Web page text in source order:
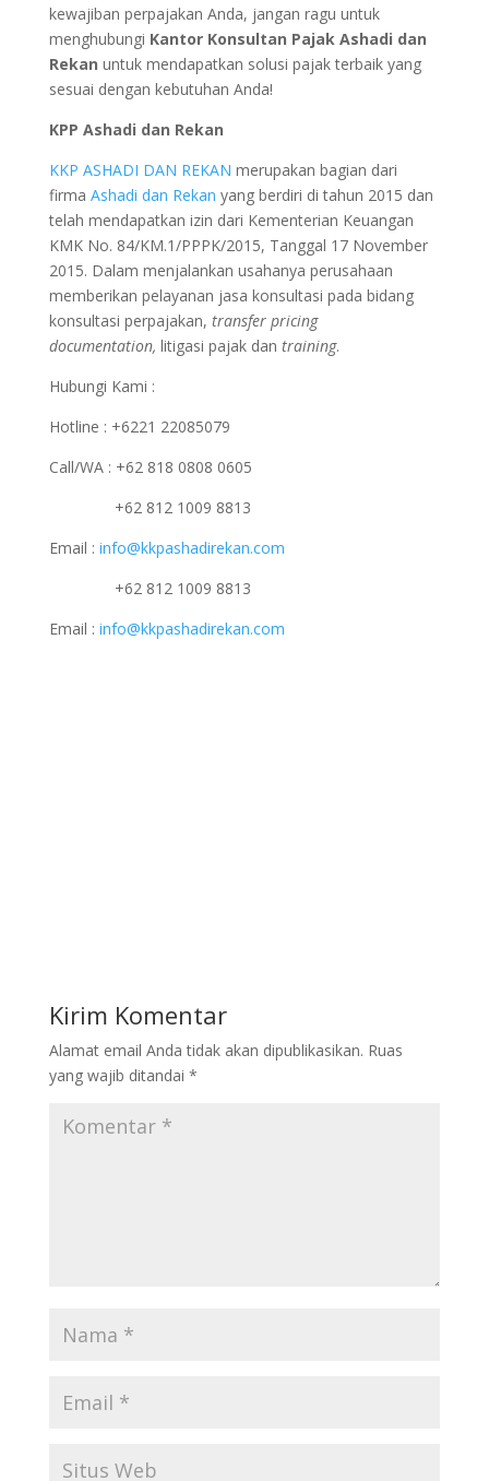
kewajiban perpajakan Anda, jangan ragu untuk
menghubungi Kantor Konsultan Pajak Ashadi dan
Rekan untuk mendapatkan solusi pajak terbaik yang
sesuai dengan kebutuhan Anda!
KPP Ashadi dan Rekan
KKP ASHADI DAN REKAN merupakan bagian dari
firma Ashadi dan Rekan yang berdiri di tahun 2015 dan
telah mendapatkan izin dari Kementerian Keuangan
KMK No. 84/KM.1/PPPK/2015, Tanggal 17 November
2015. Dalam menjalankan usahanya perusahaan
memberikan pelayanan jasa konsultasi pada bidang
konsultasi perpajakan, transfer pricing
documentation, litigasi pajak dan training.
Hubungi Kami :
Hotline : +6221 22085079
Call/WA : +62 818 0808 0605
+62 812 1009 8813
Email : info@kkpashadirekan.com
+62 812 1009 8813
Email : info@kkpashadirekan.com
Kirim Komentar
Alamat email Anda tidak akan dipublikasikan. Ruas
yang wajib ditandai *